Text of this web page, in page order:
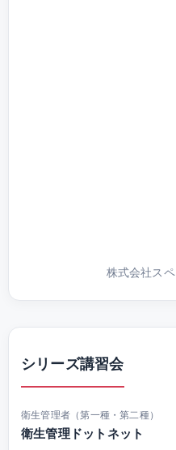
株式会社ス
シリーズ講習会
衛生管理者（第一種・第二種）
衛生管理ドットネット